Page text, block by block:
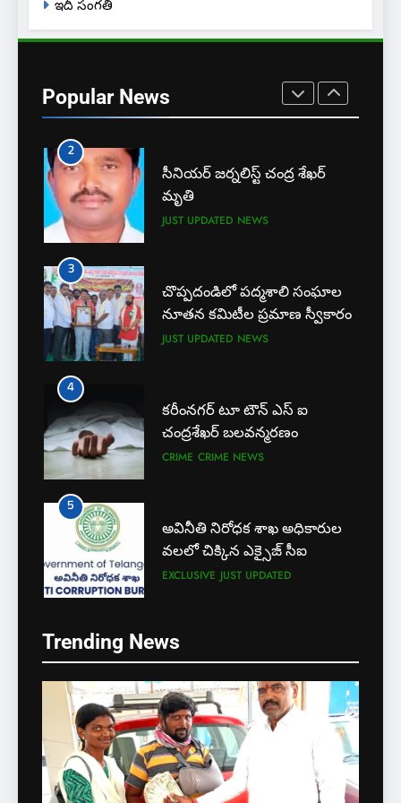
ఇదీ సంగతి
Popular News
1
న్యాయవాదుల ఆర్థిక చేయూత
JUST UPDATED KARIMNAGAR NEWS
2
సీనియర్ జర్నలిస్ట్ చంద్ర శేఖర్
మృతి
JUST UPDATED NEWS
3
చొప్పదండిలో పద్మశాలి సంఘాల
నూతన కమిటీల ప్రమాణ స్వీకారం
JUST UPDATED NEWS
4
కరీంనగర్ టూ టౌన్ ఎస్ ఐ
చంద్రశేఖర్ బలవన్మరణం
CRIME CRIME NEWS
5
అవినీతి నిరోధక శాఖ అధికారుల
వలలో చిక్కిన ఎక్సైజ్ సీఐ
EXCLUSIVE JUST UPDATED
లేబర్ కోడ్లను రద్దు చేయండి
NEWS
7
ఎఫ్ ఈ ఎస్ డీ స్వచ్ఛంద సంస్థ
ఆధ్వర్యంలో పండ్ల పంపిణీ
Trending News
5
అవినీతి నిరోధక శాఖ అధికారుల
వలలో చిక్కిన ఎక్సైజ్ సీఐ
EXCLUSIVE JUST UPDATED